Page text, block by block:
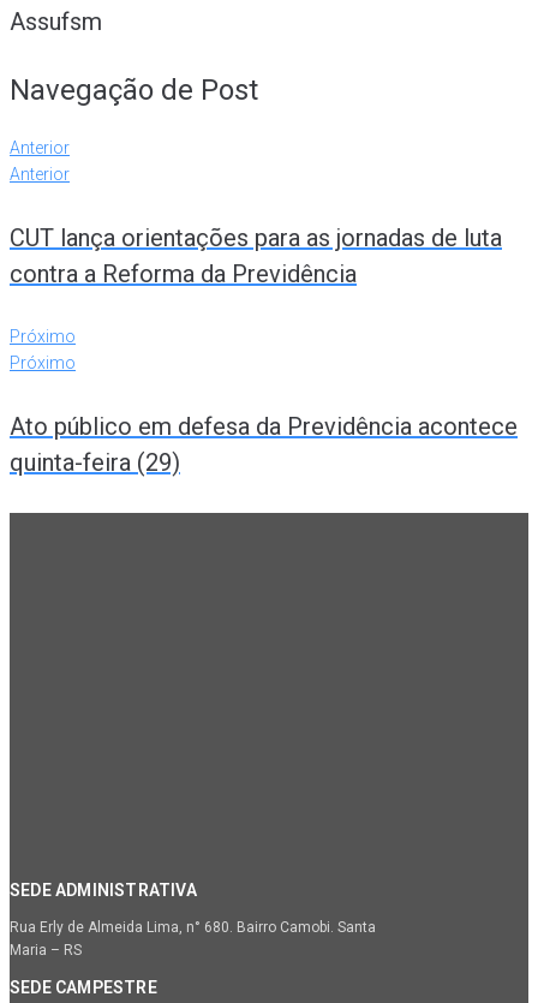
Assufsm
Navegação de Post
Anterior
Anterior
CUT lança orientações para as jornadas de luta
contra a Reforma da Previdência
Próximo
Próximo
Ato público em defesa da Previdência acontece
quinta-feira (29)
SEDE ADMINISTRATIVA
Rua Erly de Almeida Lima, n° 680. Bairro Camobi. Santa
Maria – RS
SEDE CAMPESTRE